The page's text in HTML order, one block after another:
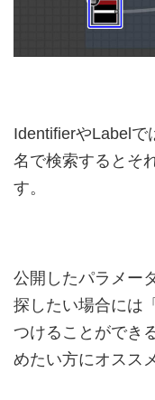
IdentifierやLabelで
名で検索するとそ
す。
公開したパラメー
探したい場合には「
つけることができ
めたい方にオスス